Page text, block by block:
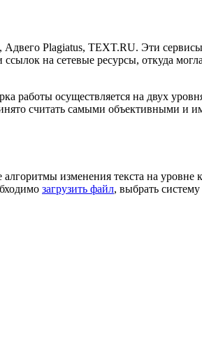
Plagiatus, TEXT.RU. Эти
на сетевые ресурсы, откуда
работы осуществляется на двух
считать самыми объективными и
изменения текста на уровне
загрузить файл, выбрать